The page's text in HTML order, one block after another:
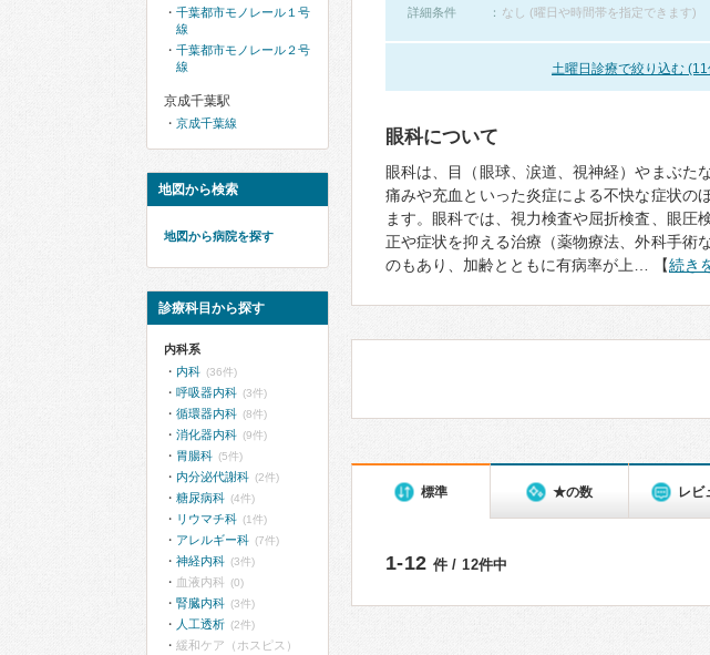
詳細条件
なし (曜日や時間帯を指定できます)
土曜日診療で絞り込む
眼科について
眼科は、目（眼球、涙道、視神経）やまぶた
痛みや充血といった炎症による不快な症状の
ます。眼科では、視力検査や屈折検査、眼圧
正や症状を抑える治療（薬物療法、外科手術
のもあり、加齢とともに有病率が上… 【続き
標準 ★の数 レビ
1-12 件 / 12件中
千葉都市モノレール１号
線
千葉都市モノレール２号
線
京成千葉駅
京成千葉線
地図から検索
地図から病院を探す
診療科目から探す
内科系
内科 (36件)
呼吸器内科 (3件)
循環器内科 (8件)
消化器内科 (9件)
胃腸科 (5件)
内分泌代謝科 (2件)
糖尿病科 (4件)
リウマチ科 (1件)
アレルギー科 (7件)
神経内科 (3件)
血液内科 (0)
腎臓内科 (3件)
人工透析 (2件)
緩和ケア（ホスピス）